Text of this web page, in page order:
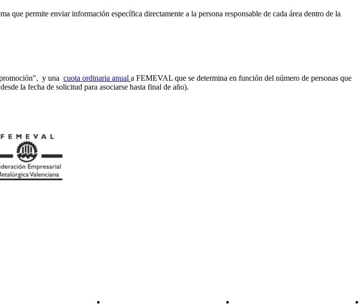
que permite enviar información específica directamente a la persona responsable de cada área dentro de la
promoción", y una cuota ordinaria anual a FEMEVAL que se determina en función del número de personas que
la fecha de solicitud para asociarse hasta final de año).